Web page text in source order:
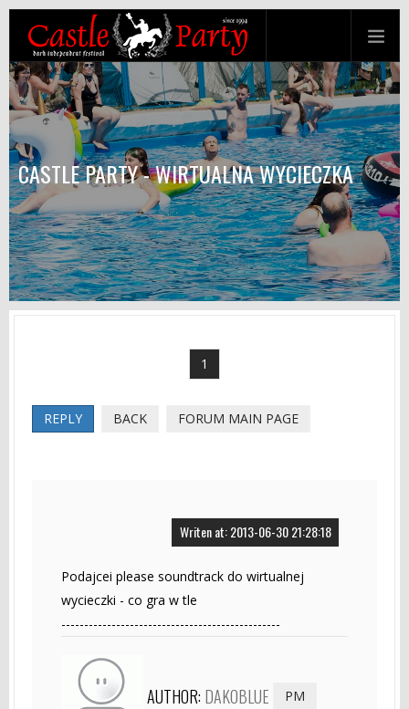
CASTLE PARTY - WIRTUALNA WYCIECZKA
1
REPLY BACK FORUM MAIN PAGE
Writen at: 2013-06-30 21:28:18
Podajcei please soundtrack do wirtualnej
wycieczki - co gra w tle
------------------------------------------------
AUTHOR: DAKOBLUE PM